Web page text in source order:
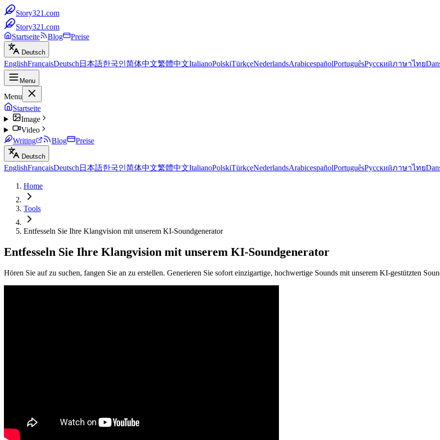
Story321.com
Story321.com
Startseite
Blog Preise
Deutsch
EnglishFrançaisDeutsch 日本語한국인简体中文繁體中文ItalianoPolskiTürkçeNederlandsArabicespañolPortuguêsРусскийภาษาไทย
Menu
Menu
Startseite
Image
Video
Writing
Blog Preise
Deutsch
EnglishFrançaisDeutsch 日本語한국인简体中文繁體中文ItalianoPolskiTürkçeNederlandsArabicespañolPortuguêsРусскийภาษาไทย
Home
Tools
Entfesseln Sie Ihre Klangvision mit unserem KI-Soundgenerator
Entfesseln Sie Ihre Klangvision mit unserem KI-Soundgenerator
Hören Sie auf zu suchen, fangen Sie an zu erstellen. Generieren Sie sofort einzigartige, hochwertige Sounds mit unserem KI-gestützten